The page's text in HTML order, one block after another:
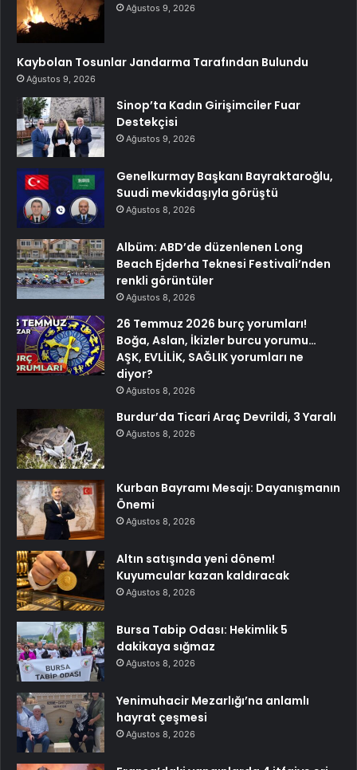
Ağustos 9, 2026
Kaybolan Tosunlar Jandarma Tarafından Bulundu
Ağustos 9, 2026
Sinop’ta Kadın Girişimciler Fuar
Destekçisi
Ağustos 9, 2026
Genelkurmay Başkanı Bayraktaroğlu,
Suudi mevkidaşıyla görüştü
Ağustos 8, 2026
Albüm: ABD’de düzenlenen Long
Beach Ejderha Teknesi Festivali’nden
renkli görüntüler
Ağustos 8, 2026
26 Temmuz 2026 burç yorumları!
Boğa, Aslan, İkizler burcu yorumu…
AŞK, EVLİLİK, SAĞLIK yorumları ne
diyor?
Ağustos 8, 2026
Burdur’da Ticari Araç Devrildi, 3 Yaralı
Ağustos 8, 2026
Kurban Bayramı Mesajı: Dayanışmanın
Önemi
Ağustos 8, 2026
Altın satışında yeni dönem!
Kuyumcular kazan kaldıracak
Ağustos 8, 2026
Bursa Tabip Odası: Hekimlik 5
dakikaya sığmaz
Ağustos 8, 2026
Yenimuhacir Mezarlığı’na anlamlı
hayrat çeşmesi
Ağustos 8, 2026